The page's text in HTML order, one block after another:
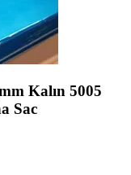
Kalın 5005
Sac